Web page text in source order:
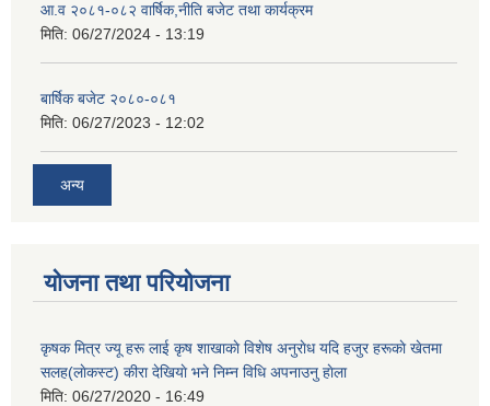
आ.व २०८१-०८२ वार्षिक,नीति बजेट तथा कार्यक्रम
मिति: 06/27/2024 - 13:19
बार्षिक बजेट २०८०-०८१
मिति: 06/27/2023 - 12:02
अन्य
योजना तथा परियोजना
कृषक मित्र ज्यू हरू लाई कृष शाखाकाे विशेष अनुराेध यदि हजुर हरूकाे खेतमा
सलह(लाेकस्ट) कीरा देखियाे भने निम्न विधि अपनाउनु हाेला
मिति: 06/27/2020 - 16:49